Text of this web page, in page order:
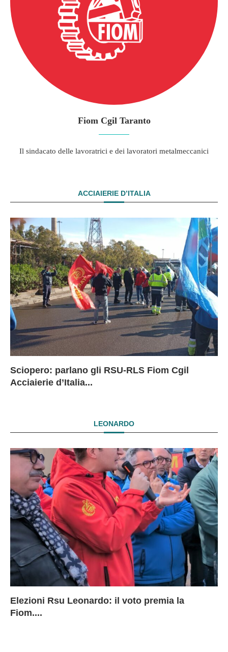
Fiom Cgil Taranto
Il sindacato delle lavoratrici e dei lavoratori metalmeccanici
ACCIAIERIE D’ITALIA
Sciopero: parlano gli RSU-RLS Fiom Cgil
Acciaierie d’Italia...
LEONARDO
Elezioni Rsu Leonardo: il voto premia la
Fiom....